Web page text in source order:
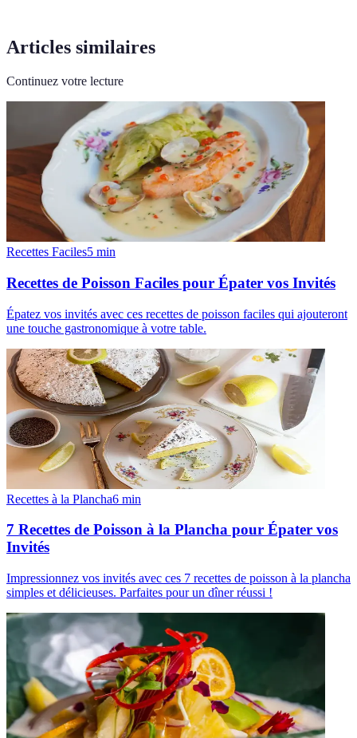
Articles similaires
Continuez votre lecture
Recettes Faciles5 min
Recettes de Poisson Faciles pour Épater vos Invités
Épatez vos invités avec ces recettes de poisson faciles qui ajouteront
une touche gastronomique à votre table.
Recettes à la Plancha6 min
7 Recettes de Poisson à la Plancha pour Épater vos
Invités
Impressionnez vos invités avec ces 7 recettes de poisson à la plancha
simples et délicieuses. Parfaites pour un dîner réussi !